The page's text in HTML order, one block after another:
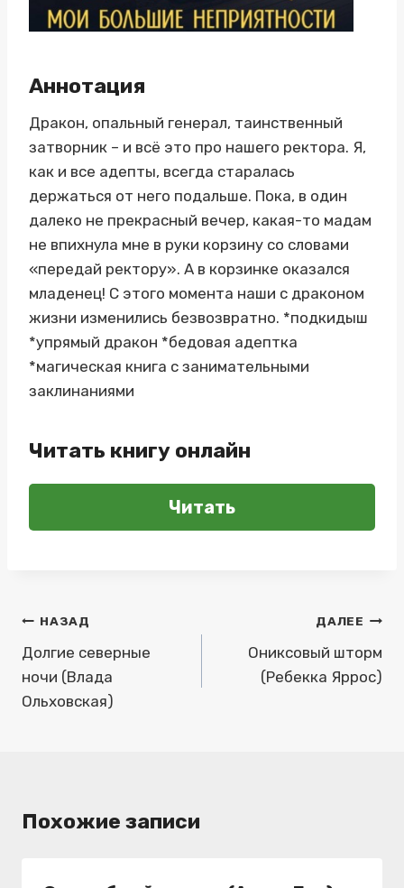
Аннотация
Дракон, опальный генерал, таинственный
затворник – и всё это про нашего ректора. Я,
как и все адепты, всегда старалась
держаться от него подальше. Пока, в один
далеко не прекрасный вечер, какая-то мадам
не впихнула мне в руки корзину со словами
«передай ректору». А в корзинке оказался
младенец! С этого момента наши с драконом
жизни изменились безвозвратно. *подкидыш
*упрямый дракон *бедовая адептка
*магическая книга с занимательными
заклинаниями
Читать книгу онлайн
Читать
Навигация
по
записям
НАЗАД
Долгие северные
ночи (Влада
Ольховская)
ДАЛЕЕ
Ониксовый шторм
(Ребекка Яррос)
Похожие записи